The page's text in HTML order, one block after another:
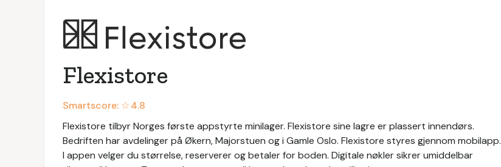
Flexistore
Smartscore: ☆4.8
Flexistore tilbyr Norges første appstyrte minilager. Flexistore sine lagre er plassert innendørs.
Bedriften har avdelinger på Økern, Majorstuen og i Gamle Oslo. Flexistore styres gjennom mobilapp.
I appen velger du størrelse, reserverer og betaler for boden. Digitale nøkler sikrer umiddelbar